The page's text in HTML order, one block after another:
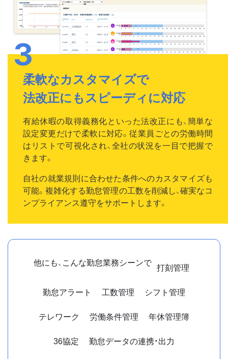
柔軟なカスタマイズで
法改正にもスピーディに対応
有給休暇の取得義務化といった法改正にも、簡単な
設定変更だけで柔軟に対応。従業員ごとの労働時間
はリストで可視化され、全社の状況を一目で把握で
きます。
自社の就業規則に合わせた条件へのカスタマイズも
可能。複雑化する勤怠管理の工数を削減し、確実なコ
ンプライアンス遵守をサポートします。
他にも、こんな勤怠業務シーンで 打刻管理
勤怠アラート
工数管理
シフト管理
テレワーク
労働条件管理
年休管理簿
36協定
勤怠データの連携・出力